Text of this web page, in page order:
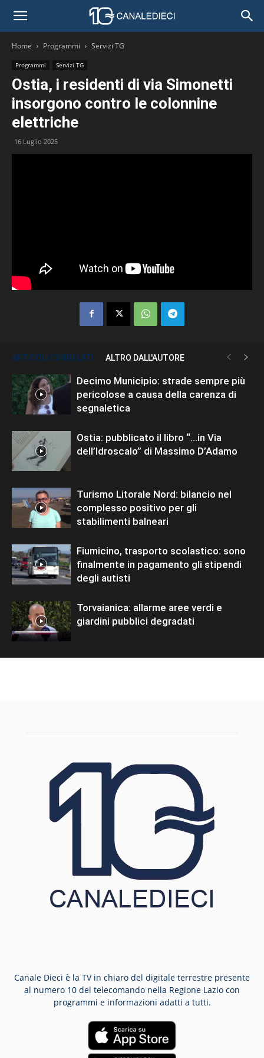
Home Programmi Servizi TG
Programmi Servizi TG
Ostia, i residenti di via Simonetti
insorgono contro le colonnine
elettriche
16 Luglio 2025
ARTICOLI CORRELATI ALTRO DALL'AUTORE
Decimo Municipio: strade sempre più
pericolose a causa della carenza di
segnaletica
Ostia: pubblicato il libro “…in Via
dell’Idroscalo” di Massimo D’Adamo
Turismo Litorale Nord: bilancio nel
complesso positivo per gli
stabilimenti balneari
Fiumicino, trasporto scolastico: sono
finalmente in pagamento gli stipendi
degli autisti
Torvaianica: allarme aree verdi e
giardini pubblici degradati
Canale Dieci è la TV in chiaro del digitale terrestre presente
al numero 10 del telecomando nella Regione Lazio con
programmi e informazioni adatti a tutti.